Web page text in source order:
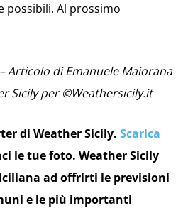
possibili. Al prossimo
Articolo di Emanuele Maiorana
Sicily per ©Weathersicily.it
di Weather Sicily. Scarica
le tue foto. Weather Sicily
ad offrirti le previsioni
e le più importanti